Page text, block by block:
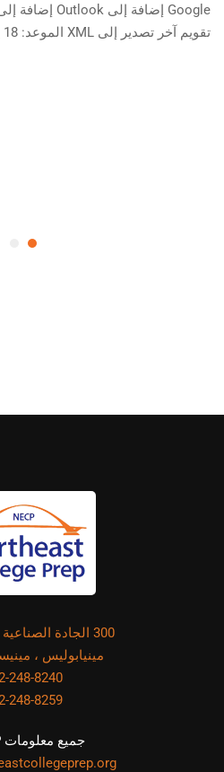
تقويم آخر تصدير إلى XML الموعد: 18 يناير 2027 طوال اليوم …
300 الجادة الصناعية شمال شرق
مينيابوليس ، مينيسوتا
248-8240
248-8259
جميع معلومات NECP: